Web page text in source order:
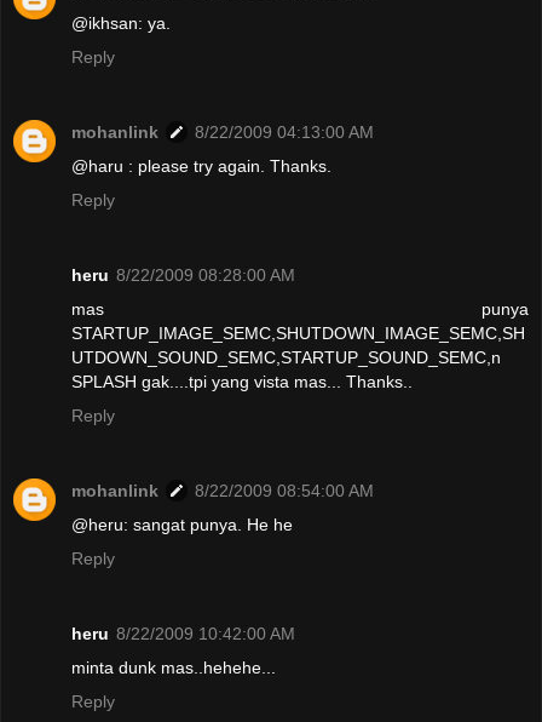
@ikhsan: ya.
Reply
mohanlink
8/22/2009 04:13:00 AM
@haru : please try again. Thanks.
Reply
heru 8/22/2009 08:28:00 AM
mas punya
STARTUP_IMAGE_SEMC,SHUTDOWN_IMAGE_SEMC,SH
UTDOWN_SOUND_SEMC,STARTUP_SOUND_SEMC,n
SPLASH gak....tpi yang vista mas... Thanks..
Reply
mohanlink
8/22/2009 08:54:00 AM
@heru: sangat punya. He he
Reply
heru 8/22/2009 10:42:00 AM
minta dunk mas..hehehe...
Reply